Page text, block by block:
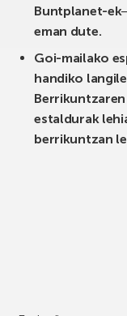
Buntplanet-
eman dute.
Goi-mailako
handiko
Berrikuntzaren
estaldurak
berrikuntzan